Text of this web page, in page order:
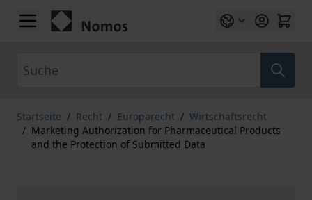
Zum Inhalt springen
Startseite / Recht / Europarecht / Wirtschaftsrecht
/ Marketing Authorization for Pharmaceutical Products
and the Protection of Submitted Data